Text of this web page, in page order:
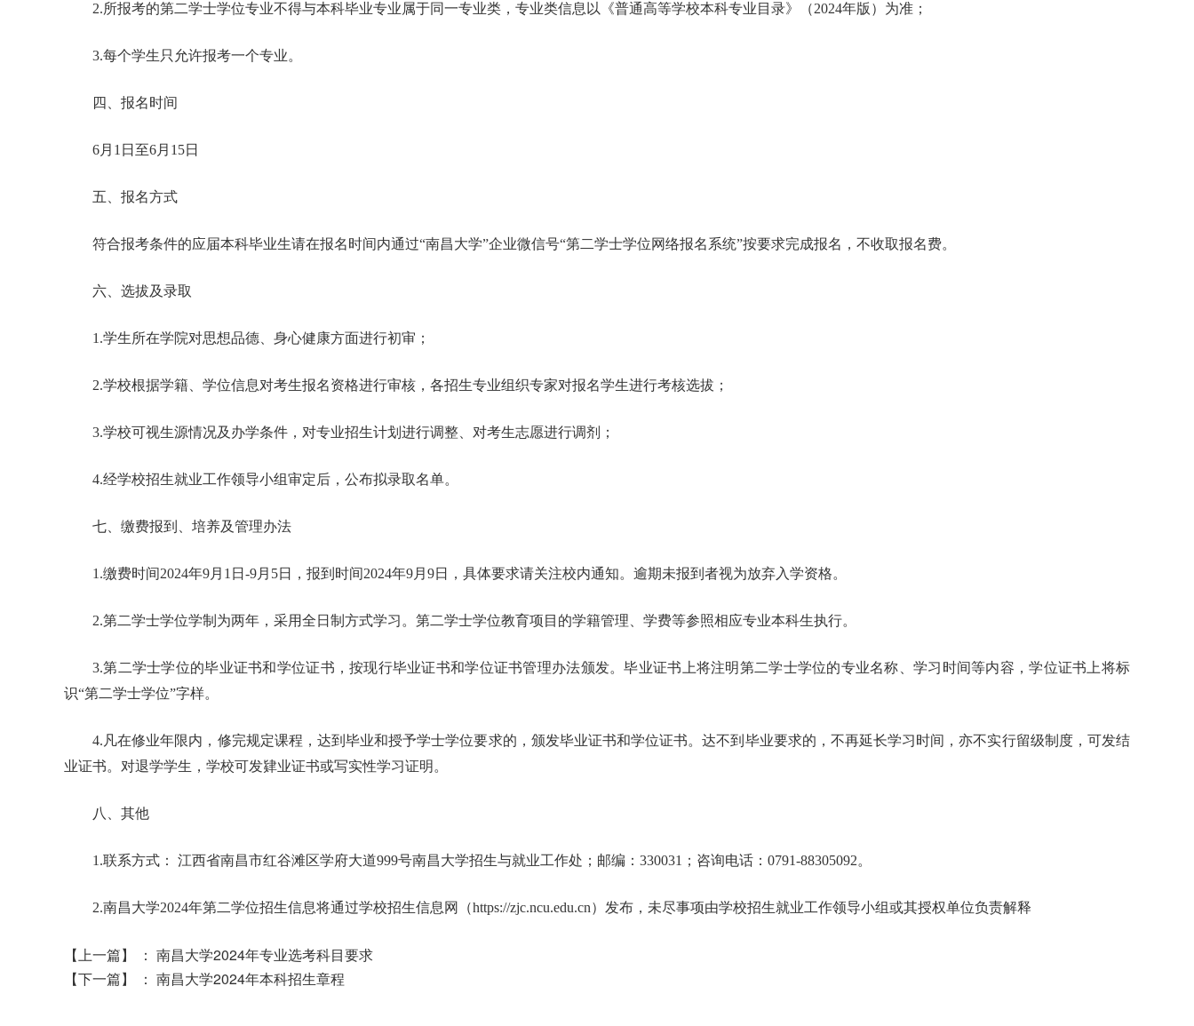
2.所报考的第二学士学位专业不得与本科毕业专业属于同一专业类，专业类信息以《普通高等学校本科专业目录》（2024年版）为准；
3.每个学生只允许报考一个专业。
四、报名时间
6月1日至6月15日
五、报名方式
符合报考条件的应届本科毕业生请在报名时间内通过“南昌大学”企业微信号“第二学士学位网络报名系统”按要求完成报名，不收取报名费。
六、选拔及录取
1.学生所在学院对思想品德、身心健康方面进行初审；
2.学校根据学籍、学位信息对考生报名资格进行审核，各招生专业组织专家对报名学生进行考核选拔；
3.学校可视生源情况及办学条件，对专业招生计划进行调整、对考生志愿进行调剂；
4.经学校招生就业工作领导小组审定后，公布拟录取名单。
七、缴费报到、培养及管理办法
1.缴费时间2024年9月1日-9月5日，报到时间2024年9月9日，具体要求请关注校内通知。逾期未报到者视为放弃入学资格。
2.第二学士学位学制为两年，采用全日制方式学习。第二学士学位教育项目的学籍管理、学费等参照相应专业本科生执行。
3.第二学士学位的毕业证书和学位证书，按现行毕业证书和学位证书管理办法颁发。毕业证书上将注明第二学士学位的专业名称、学习时间等内容，学位证书上将标
识“第二学士学位”字样。
4.凡在修业年限内，修完规定课程，达到毕业和授予学士学位要求的，颁发毕业证书和学位证书。达不到毕业要求的，不再延长学习时间，亦不实行留级制度，可发结
业证书。对退学学生，学校可发肄业证书或写实性学习证明。
八、其他
1.联系方式： 江西省南昌市红谷滩区学府大道999号南昌大学招生与就业工作处；邮编：330031；咨询电话：0791-88305092。
2.南昌大学2024年第二学位招生信息将通过学校招生信息网（https://zjc.ncu.edu.cn）发布，未尽事项由学校招生就业工作领导小组或其授权单位负责解释
【上一篇】 ： 南昌大学2024年专业选考科目要求
【下一篇】
： 南昌大学2024年本科招生章程